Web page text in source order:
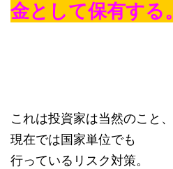
金として保有する。
これは投資家は当然のこと、
現在では国家単位でも
行っているリスク対策。